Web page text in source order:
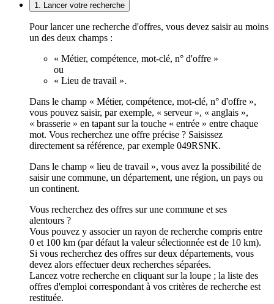
1. Lancer votre recherche
Pour lancer une recherche d'offres, vous devez saisir au moins
un des deux champs :
« Métier, compétence, mot-clé, n° d'offre »
ou
« Lieu de travail ».
Dans le champ « Métier, compétence, mot-clé, n° d'offre »,
vous pouvez saisir, par exemple, « serveur », « anglais »,
« brasserie » en tapant sur la touche « entrée » entre chaque
mot. Vous recherchez une offre précise ? Saisissez
directement sa référence, par exemple 049RSNK.
Dans le champ « lieu de travail », vous avez la possibilité de
saisir une commune, un département, une région, un pays ou
un continent.
Vous recherchez des offres sur une commune et ses
alentours ?
Vous pouvez y associer un rayon de recherche compris entre
0 et 100 km (par défaut la valeur sélectionnée est de 10 km).
Si vous recherchez des offres sur deux départements, vous
devez alors effectuer deux recherches séparées.
Lancez votre recherche en cliquant sur la loupe ; la liste des
offres d'emploi correspondant à vos critères de recherche est
restituée.